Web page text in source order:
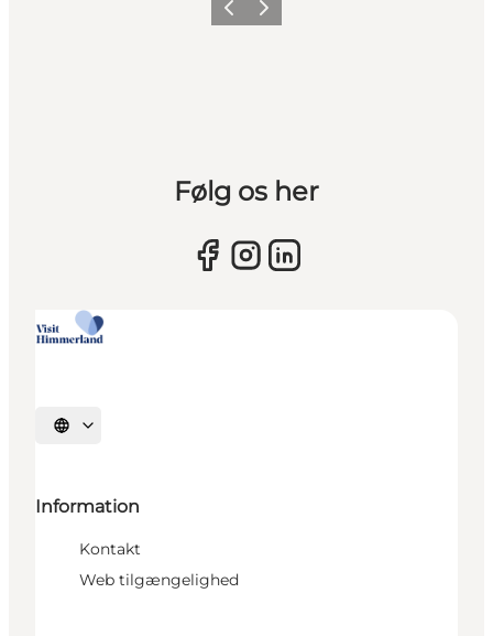
Forrige billede
Næste billede
Følg os her
Vælg sprog
Information
Kontakt
Web tilgængelighed